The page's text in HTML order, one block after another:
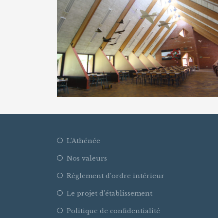
L’Athénée
Nos valeurs
Règlement d’ordre intérieur
Le projet d’établissement
Politique de confidentialité